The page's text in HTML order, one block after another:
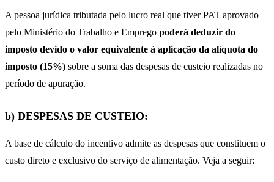
A pessoa jurídica tributada pelo lucro real que tiver PAT aprovado
pelo Ministério do Trabalho e Emprego poderá deduzir do
imposto devido o valor equivalente à aplicação da alíquota do
imposto (15%) sobre a soma das despesas de custeio realizadas no
período de apuração.
b) DESPESAS DE CUSTEIO:
A base de cálculo do incentivo admite as despesas que constituem o
custo direto e exclusivo do serviço de alimentação. Veja a seguir: